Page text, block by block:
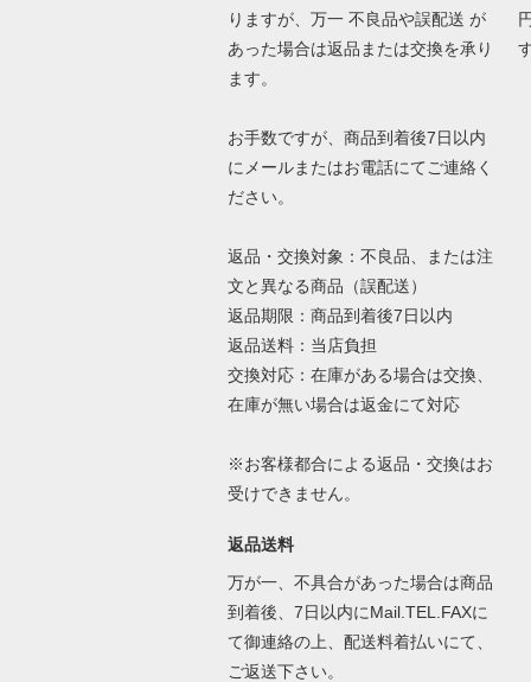
りますが、万一 不良品や誤配送 が
あった場合は返品または交換を承り
ます。
お手数ですが、商品到着後7日以内
にメールまたはお電話にてご連絡く
ださい。
返品・交換対象：不良品、または注
文と異なる商品（誤配送）
返品期限：商品到着後7日以内
返品送料：当店負担
交換対応：在庫がある場合は交換、
在庫が無い場合は返金にて対応
※お客様都合による返品・交換はお
受けできません。
返品送料
万が一、不具合があった場合は商品
到着後、7日以内にMail.TEL.FAXに
て御連絡の上、配送料着払いにて、
ご返送下さい。